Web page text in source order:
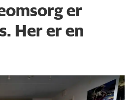
er
Her er en